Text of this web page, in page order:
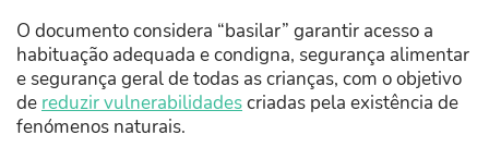
O documento considera “basilar” garantir acesso a
habituação adequada e condigna, segurança alimentar
e segurança geral de todas as crianças, com o objetivo
de reduzir vulnerabilidadescriadas pela existência de
fenómenos naturais.